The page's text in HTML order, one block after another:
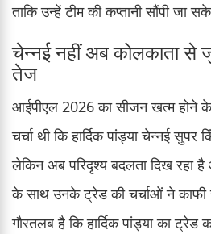
ताकि उन्हें टीम की कप्तानी सौंपी जा
चेन्नई नहीं अब कोलकाता से
तेज
आईपीएल 2026 का सीजन खत्म होने
चर्चा थी कि हार्दिक पांड्या चेन्नई
लेकिन अब परिदृश्य बदलता दिख रहा है
के साथ उनके ट्रेड की चर्चाओं ने काफी
गौरतलब है कि हार्दिक पांड्या का ट्रेड